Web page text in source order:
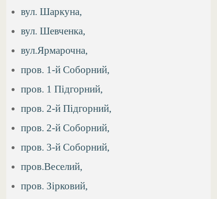
вул. Шаркуна,
вул. Шевченка,
вул.Ярмарочна,
пров. 1-й Соборний,
пров. 1 Підгорний,
пров. 2-й Підгорний,
пров. 2-й Соборний,
пров. 3-й Соборний,
пров.Веселий,
пров. Зірковий,